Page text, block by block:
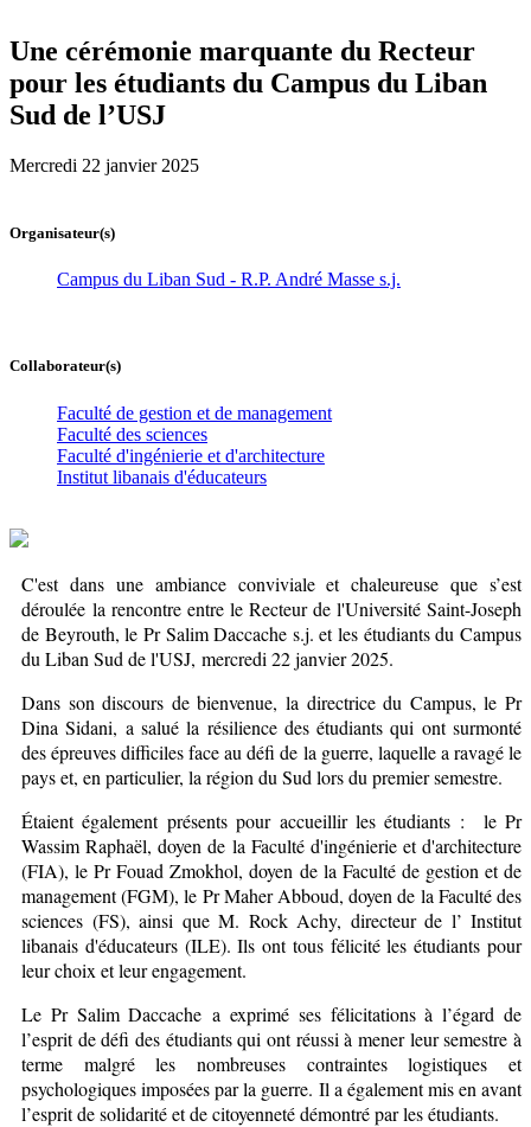
Une cérémonie marquante du Recteur
pour les étudiants du Campus du Liban
Sud de l’USJ
Mercredi 22 janvier 2025
Organisateur(s)
Campus du Liban Sud - R.P. André Masse s.j.
Collaborateur(s)
Faculté de gestion et de management
Faculté des sciences
Faculté d'ingénierie et d'architecture
Institut libanais d'éducateurs
C'est dans une ambiance conviviale et chaleureuse que s’est
déroulée la rencontre entre le Recteur de l'Université Saint-Joseph
de Beyrouth, le Pr Salim Daccache s.j. et les étudiants du Campus
du Liban Sud de l'USJ, mercredi 22 janvier 2025.
Dans son discours de bienvenue, la directrice du Campus, le Pr
Dina Sidani, a salué la résilience des étudiants qui ont surmonté
des épreuves difficiles face au défi de la guerre, laquelle a ravagé le
pays et, en particulier, la région du Sud lors du premier semestre.
Étaient également présents pour accueillir les étudiants : le Pr
Wassim Raphaël, doyen de la Faculté d'ingénierie et d'architecture
(FIA), le Pr Fouad Zmokhol, doyen de la Faculté de gestion et de
management (FGM), le Pr Maher Abboud, doyen de la Faculté des
sciences (FS), ainsi que M. Rock Achy, directeur de l’ Institut
libanais d'éducateurs (ILE). Ils ont tous félicité les étudiants pour
leur choix et leur engagement.
Le Pr Salim Daccache a exprimé ses félicitations à l’égard de
l’esprit de défi des étudiants qui ont réussi à mener leur semestre à
terme malgré les nombreuses contraintes logistiques et
psychologiques imposées par la guerre. Il a également mis en avant
l’esprit de solidarité et de citoyenneté démontré par les étudiants.